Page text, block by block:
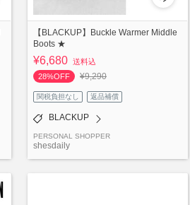
【BLACKUP】Buckle Warmer Middle
Boots ★
¥6,680 送料込
28%OFF
¥9,290
関税負担なし 返品補償
BLACKUP
PERSONAL SHOPPER
shesdaily